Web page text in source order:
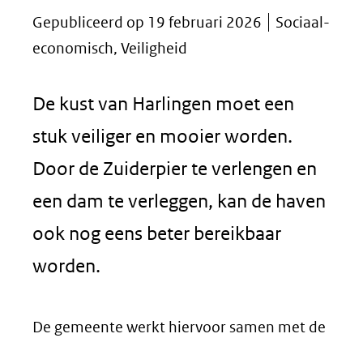
Gepubliceerd op 19 februari 2026
Sociaal-
economisch, Veiligheid
De kust van Harlingen moet een
stuk veiliger en mooier worden.
Door de Zuiderpier te verlengen en
een dam te verleggen, kan de haven
ook nog eens beter bereikbaar
worden.
De gemeente werkt hiervoor samen met de